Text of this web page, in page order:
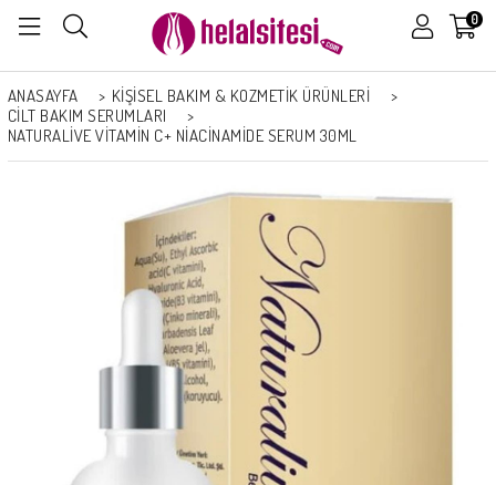
0
ANASAYFA > KİŞİSEL BAKIM & KOZMETİK ÜRÜNLERİ
>
CILT BAKIM SERUMLARI
>
NATURALIVE VITAMIN C+ NIACINAMIDE SERUM 30ML